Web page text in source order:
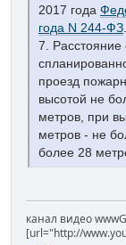
2017 года
года N 244-ФЗ
7. Расстояние
проезд
высотой не
метров, при
метров - не
более 28
канал видео
[url="http://